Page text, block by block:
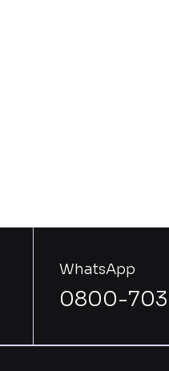
WhatsApp
0800-